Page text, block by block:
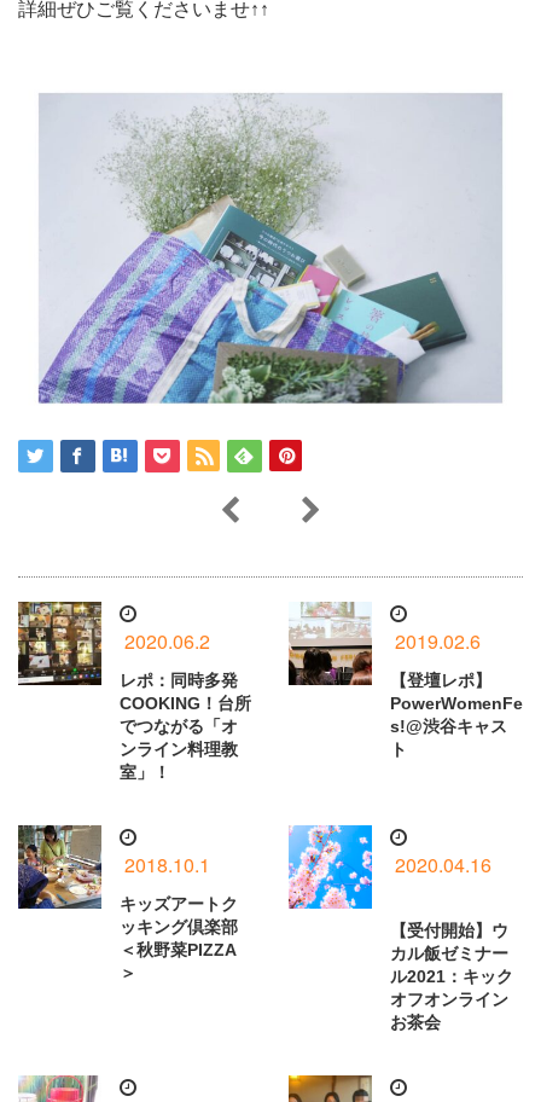
詳細ぜひご覧くださいませ↑↑
2020.06.2
レポ：同時多発
COOKING！台所
でつながる「オ
ンライン料理教
室」！
2019.02.6
【登壇レポ】
PowerWomenFe
s!@渋谷キャス
ト
2018.10.1
キッズアートク
ッキング倶楽部
＜秋野菜PIZZA
＞
2020.04.16
【受付開始】ウ
カル飯ゼミナー
ル2021：キック
オフオンライン
お茶会